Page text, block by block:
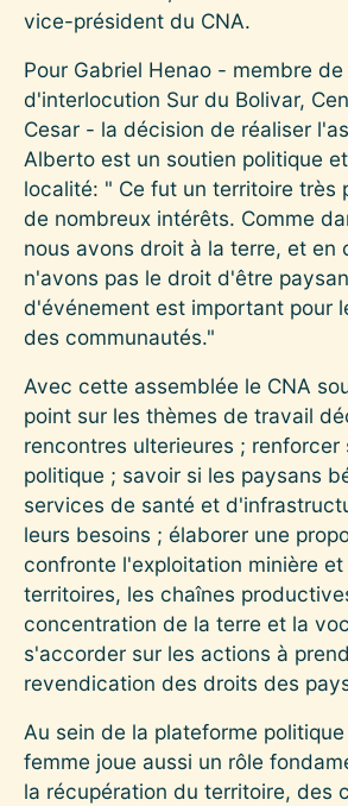
vice-président du CNA.
Pour Gabriel Henao - membre de
d'interlocution Sur du Bolivar,
Cesar - la décision de réaliser
Alberto est un soutien politique
localité: " Ce fut un territoire très
de nombreux intérêts. Comme
nous avons droit à la terre, et en
n'avons pas le droit d'être
d'événement est important pour
des communautés."
Avec cette assemblée le CNA
point sur les thèmes de travail
rencontres ulterieures ; renforcer
politique ; savoir si les paysans
services de santé et
leurs besoins ; élaborer une
confronte l'exploitation minière
territoires, les chaînes
concentration de la terre et la
s'accorder sur les actions à
revendication des droits des
Au sein de la plateforme
femme joue aussi un rôle
la récupération du territoire, des